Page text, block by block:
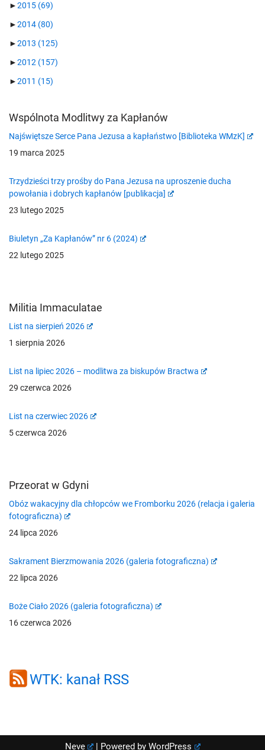
►2015 (69)
►2014 (80)
►2013 (125)
►2012 (157)
►2011 (15)
Wspólnota Modlitwy za Kapłanów
Najświętsze Serce Pana Jezusa a kapłaństwo [Biblioteka WMzK]
19 marca 2025
Trzydzieści trzy prośby do Pana Jezusa na uproszenie ducha
powołania i dobrych kapłanów [publikacja]
23 lutego 2025
Biuletyn „Za Kapłanów” nr 6 (2024)
22 lutego 2025
Militia Immaculatae
List na sierpień 2026
1 sierpnia 2026
List na lipiec 2026 – modlitwa za biskupów Bractwa
29 czerwca 2026
List na czerwiec 2026
5 czerwca 2026
Przeorat w Gdyni
Obóz wakacyjny dla chłopców we Fromborku 2026 (relacja i galeria
fotograficzna)
24 lipca 2026
Sakrament Bierzmowania 2026 (galeria fotograficzna)
22 lipca 2026
Boże Ciało 2026 (galeria fotograficzna)
16 czerwca 2026
WTK: kanał RSS
Neve | Powered by WordPress